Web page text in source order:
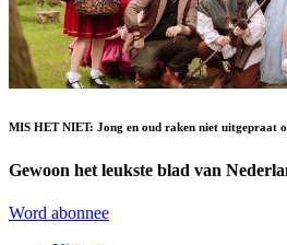
MIS HET NIET: Jong en oud raken niet uitgepraat
Gewoon het leukste blad van
Word abonnee